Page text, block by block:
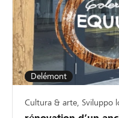
Delémont
Cultura & arte, Sviluppo